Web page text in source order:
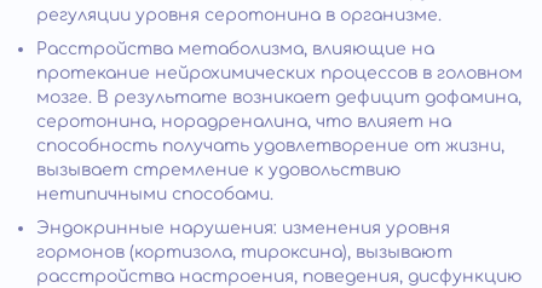
регуляции уровня серотонина в организме.
Расстройства метаболизма, влияющие на
протекание нейрохимических процессов в головном
мозге. В результате возникает дефицит дофамина,
серотонина, норадреналина, что влияет на
способность получать удовлетворение от жизни,
вызывает стремление к удовольствию
нетипичными способами.
Эндокринные нарушения: изменения уровня
гормонов (кортизола, тироксина), вызывают
расстройства настроения, поведения, дисфункцию